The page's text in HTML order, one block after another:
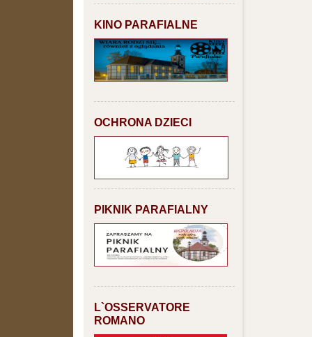
KINO PARAFIALNE
OCHRONA DZIECI
PIKNIK PARAFIALNY
L`OSSERVATORE
ROMANO